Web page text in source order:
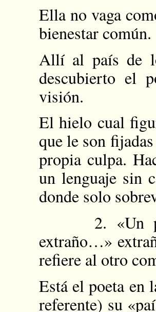
Ella no vaga
bienestar común.
Allí al país de
descubierto el
visión.
El hielo cual
que le son
propia culpa.
un lenguaje sin
donde solo
2. «Un
extraño…»
refiere al otro
Está el poeta en
referente) su